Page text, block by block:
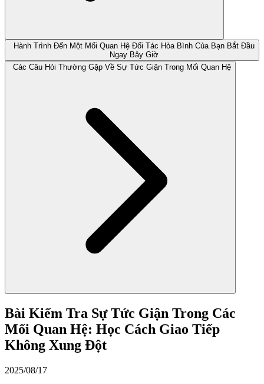
Hành Trình Đến Một Mối Quan Hệ Đối Tác Hòa Bình Của Bạn Bắt Đầu
Ngay Bây Giờ
Các Câu Hỏi Thường Gặp Về Sự Tức Giận Trong Mối Quan Hệ
Bài Kiểm Tra Sự Tức Giận Trong Các
Mối Quan Hệ: Học Cách Giao Tiếp
Không Xung Đột
2025/08/17